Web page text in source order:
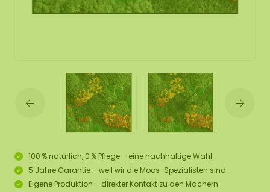
100 % natürlich, 0 % Pflege – eine nachhaltige Wahl.
5 Jahre Garantie – weil wir die Moos-Spezialisten sind.
Eigene Produktion – direkter Kontakt zu den Machern.